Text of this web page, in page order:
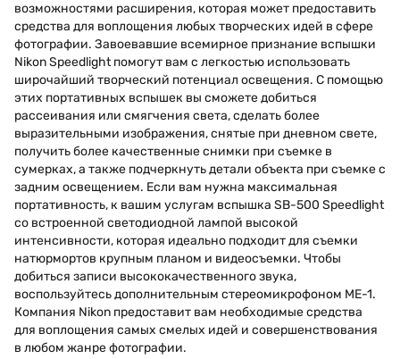
возможностями расширения, которая может предоставить
средства для воплощения любых творческих идей в сфере
фотографии. Завоевавшие всемирное признание вспышки
Nikon Speedlight помогут вам с легкостью использовать
широчайший творческий потенциал освещения. С помощью
этих портативных вспышек вы сможете добиться
рассеивания или смягчения света, сделать более
выразительными изображения, снятые при дневном свете,
получить более качественные снимки при съемке в
сумерках, а также подчеркнуть детали объекта при съемке с
задним освещением. Если вам нужна максимальная
портативность, к вашим услугам вспышка SB-500 Speedlight
со встроенной светодиодной лампой высокой
интенсивности, которая идеально подходит для съемки
натюрмортов крупным планом и видеосъемки. Чтобы
добиться записи высококачественного звука,
воспользуйтесь дополнительным стереомикрофоном ME-1.
Компания Nikon предоставит вам необходимые средства
для воплощения самых смелых идей и совершенствования
в любом жанре фотографии.